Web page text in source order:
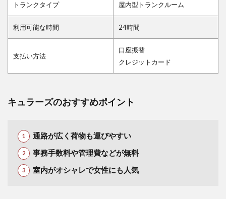
トランクタイプ 屋内型トランクルーム
利用可能な時間 24時間
支払い方法
口座振替
クレジットカード
キュラーズのおすすめポイント
通路が広く荷物も運びやすい
事務手数料や管理費などが無料
室内がオシャレで女性にも人気